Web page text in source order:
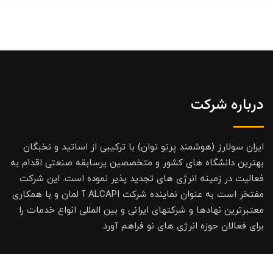
درباره شرکت
ایران سولارز (هوشمند پرتو توان) با ترکیبی از اساتید و نخبگان
بهترین دانشگاه های کشور و متخصصین پرسابقه صنعتی اقدام به
فعالیت در زمینه انرژی های تجدید پذیر نموده است. این شرکت
مفتخر است به عنوان نماینده شرکت ALCAPI آ لمان و با همکاری
معتبرترین نهادها و شرکتهای ایرانی و بین المللی انواع خدمات را
برای فعالان حوزه انرژی های نو فراهم آورد.